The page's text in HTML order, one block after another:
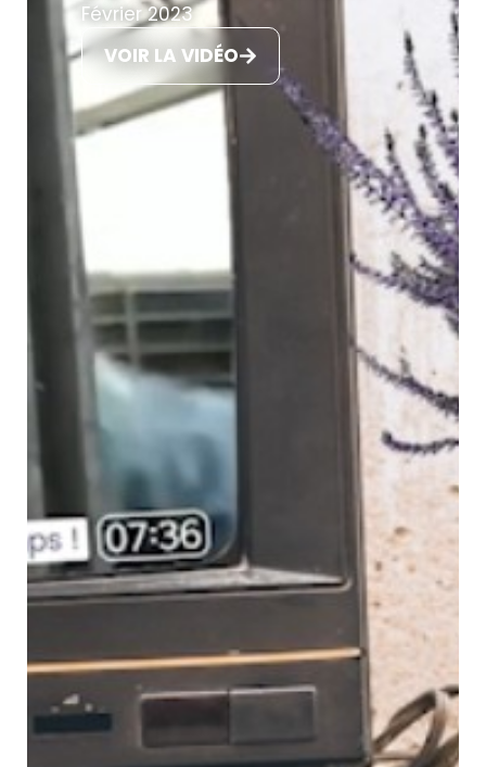
Février 2023
VOIR LA VIDÉO